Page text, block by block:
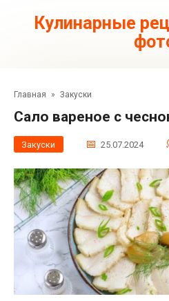
контентуКулинарные
Главная » Закуски
Сало вареное с
Закуски 25.07.2024